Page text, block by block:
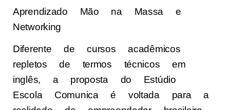
Aprendizado Mão na Massa e
Networking
Diferente de cursos acadêmicos
repletos de termos técnicos em
inglês, a proposta do Estúdio
Escola Comunica é voltada para a